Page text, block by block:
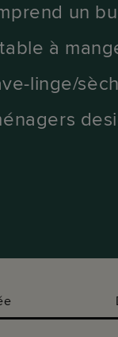
un
à
linge/